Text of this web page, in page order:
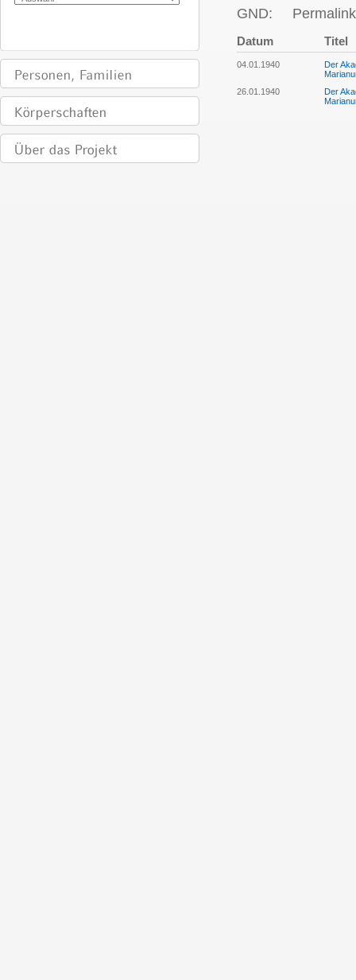
GND:
Datum Titel
04.01.1940
Der
26.01.1940
Der